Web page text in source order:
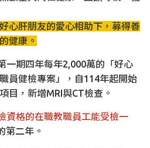
心肝朋友的愛心相助下，募得善
健康。
一期四年每年2,000萬的「好心
員健檢專案」，自114年起開始
目，新增MRI與CT檢查。
資格的在職教職員工能受檢一
第二年。